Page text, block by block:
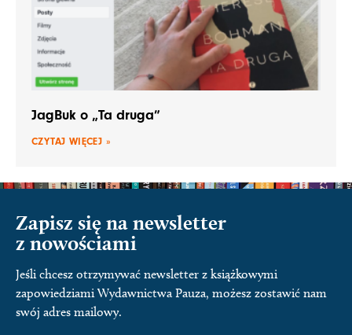
JagBuk o „Ta druga”
CZYTAJ WIĘCEJ »
Zapisz się na newsletter
z nowościami
Jeśli chcesz otrzymywać newsletter z książkowymi
zapowiedziami Wydawnictwa Pauza, możesz zostawić nam
swój adres mailowy.